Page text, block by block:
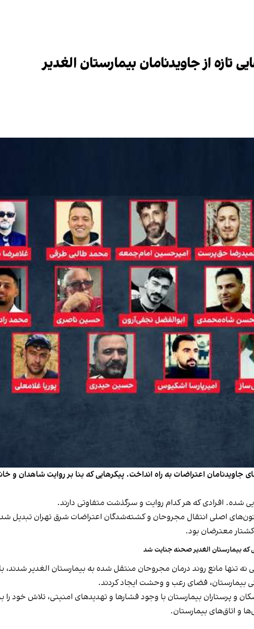
تازه از جاوید‌نامان بیمارستان الغدیر
جاویدنامان اعتراضات به راه انداخت. پیکرهایی که بنا بر روایت شاهدان و
به یکی از کانون‌های اصلی انتقال مجروحان و کشته‌شدگان اعتراضات شرق تهران
معترضان بود.
بیمارستان الغدیر صحنه جنایت شد
نه تنها مانع روند درمان مجروحان منتقل شده به بیمارستان الغدیر
بیمارستان، فضای رعب و وحشت ایجاد کردند.
و پرستاران بیمارستان با وجود فشارها و تهدیدهای امنیتی، تلاش خود را
و اتاق‌های بیمارستان.